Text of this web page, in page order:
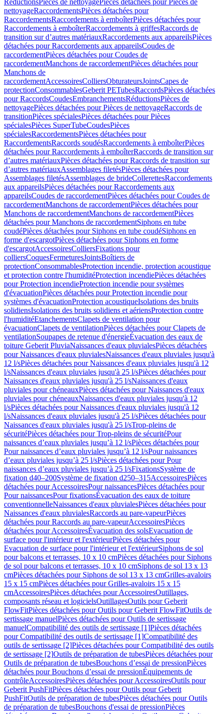
RéductionsPièces de nettoyagePièces détachées pour Pièces de
nettoyageRaccordementsPièces détachées pour
RaccordementsRaccordements à emboîterPièces détachées pour
Raccordements à emboîterRaccordements à griffesRaccords de
transition sur d’autres matériauxRaccordements aux appareilsPièces
détachées pour Raccordements aux appareilsCoudes de
raccordementPièces détachées pour Coudes de
raccordementManchons de raccordementPièces détachées pour
Manchons de
raccordementAccessoiresColliersObturateursJointsCapes de
protectionConsommablesGeberit PETubesRaccordsPièces détachées
pour RaccordsCoudesEmbranchementsRéductionsPièces de
nettoyagePièces détachées pour Pièces de nettoyageRaccords de
transitionPièces spécialesPièces détachées pour Pièces
spécialesPièces SuperTubeCoudesPièces
spécialesRaccordementsPièces détachées pour
RaccordementsRaccords soudésRaccordements à emboîterPièces
détachées pour Raccordements à emboîterRaccords de transition sur
d’autres matériauxPièces détachées pour Raccords de transition sur
d’autres matériauxAssemblages filetésPièces détachées pour
Assemblages filetésAssemblages de brideCollerettesRaccordements
aux appareilsPièces détachées pour Raccordements aux
appareilsCoudes de raccordementPièces détachées pour Coudes de
raccordementManchons de raccordementPièces détachées pour
Manchons de raccordementManchons de raccordementPièces
détachées pour Manchons de raccordementSiphons en tube
coudéPièces détachées pour Siphons en tube coudéSiphons en
forme d'escargotPièces détachées pour Siphons en forme
d'escargotAccessoiresColliersFixations pour
colliersCoquesFermeturesJointsBoîtiers de
protectionConsommablesProtection incendie, protection acoustique
et protection contre l'humiditéProtection incendiePièces détachées
pour Protection incendieProtection incendie pour systèmes
d'évacuationPièces détachées pour Protection incendie pour
systèmes d'évacuationProtection acoustiqueIsolations des bruits
solidiensIsolations des bruits solidiens et aériensProtection contre
l'humiditéEtanchementsClapets de ventilation pour
évacuationClapets de ventilationPièces détachées pour Clapets de
ventilationSoupapes de retenue d'énergieÉvacuation des eaux de
toiture Geberit PluviaNaissances d'eaux pluvialesPièces détachées
pour Naissances d'eaux pluvialesNaissances d'eaux pluviales jusqu'à
12 l/sPièces détachées pour Naissances d'eaux pluviales jusqu'à 12
l/sNaissances d'eaux pluviales jusqu'à 25 l/sPièces détachées pour
Naissances d'eaux pluviales jusqu'à 25 l/sNaissances d'eaux
pluviales pour chéneauxPièces détachées pour Naissances d'eaux
pluviales pour chéneauxNaissances d'eaux pluviales jusqu'à 12
l/sPièces détachées pour Naissances d'eaux pluviales jusqu'à 12
l/sNaissances d'eaux pluviales jusqu'à 25 l/sPièces détachées pour
Naissances d'eaux pluviales jusqu'à 25 l/sTrop-pleins de
sécuritéPièces détachées pour Trop-pleins de sécuritéPour
naissances d’eaux pluviales jusqu’à 12 l/sPièces détachées pour
Pour naissances d’eaux pluviales jusqu’à 12 l/sPour naissances
d’eaux pluviales jusqu’à 25 l/sPièces détachées pour Pour
naissances d’eaux pluviales jusqu’à 25 l/sFixationsSystème de
fixation d40–200Système de fixation d250–315AccessoiresPièces
détachées pour AccessoiresPour naissancesPièces détachées pour
Pour naissancesPour fixationsÉvacuation des eaux de toiture
conventionnelleNaissances d'eaux pluvialesPièces détachées pour
Naissances d'eaux pluvialesRaccords au pare-vapeurPièces
détachées pour Raccords au pare-vapeurAccessoiresPièces
détachées pour AccessoiresÉvacuation des solsEvacuation de
surface pour l'intérieur et l'extérieurPièces détachées pour
Evacuation de surface pour l'intérieur et l'extérieurSiphons de sol
pour balcons et terrasses, 10 x 10 cmPièces détachées pour Siphons
de sol pour balcons et terrasses, 10 x 10 cmSiphons de sol 13 x 13
cmPièces détachées pour Siphons de sol 13 x 13 cmGrilles-avaloirs
15 x 15 cmPièces détachées pour Grilles-avaloirs 15 x 15
cmAccessoiresPièces détachées pour AccessoiresOutillages,
composants réseau et logicielsOutillagesOutils pour Geberit
FlowFitPièces détachées pour Outils pour Geberit FlowFitOutils de
sertissage manuelPièces détachées pour Outils de sertissage
manuelCompatibilité des outils de sertissage [1]Pièces détachées
pour Compatibilité des outils de sertissage [1]Compatibilité des
outils de sertissage [2]Pièces détachées pour Compatibilité des outils
de sertissage [2]Outils de préparation de tubesPièces détachées pour
Outils de préparation de tubesBouchons d’essai de pressionPièces
détachées pour Bouchons d’essai de pressionÉquipements de
contrôleAccessoiresPièces détachées pour AccessoiresOutils pour
Geberit PushFitPièces détachées pour Outils pour Geberit
PushFitOutils de préparation de tubesPièces détachées pour Outils
de préparation de tubesBouchons d'essai de pressionPièces